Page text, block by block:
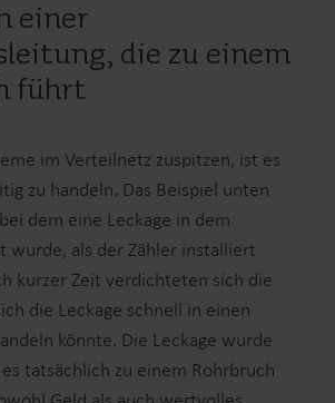
einer
die zu einem
führt
im Verteilnetz zuspitzen, ist es
zu handeln. Das Beispiel unten
dem eine Leckage in dem
wurde, als der Zähler installiert
kurzer Zeit verdichteten sich die
die Leckage schnell in einen
könnte. Die Leckage wurde
tatsächlich zu einem Rohrbruch